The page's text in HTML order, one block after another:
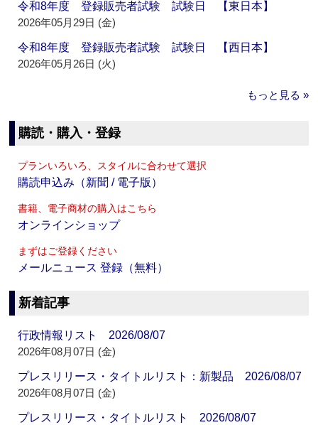
令和8年度 登録販売者試験 試験日 【東日本】
2026年05月29日 (金)
令和8年度 登録販売者試験 試験日 【西日本】
2026年05月26日 (火)
もっと見る »
購読・購入・登録
プランいろいろ、スタイルに合わせて選択
購読申込み（新聞 / 電子版）
書籍、電子商材の購入はこちら
オンラインショップ
まずはご登録ください
メールニュース 登録（無料）
新着記事
行政情報リスト 2026/08/07
2026年08月07日 (金)
プレスリリース・タイトルリスト：新製品 2026/08/07
2026年08月07日 (金)
プレスリリース・タイトルリスト 2026/08/07